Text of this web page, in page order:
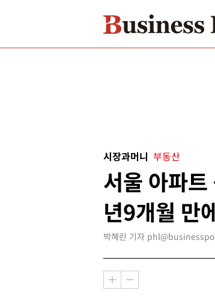
시장과머니 부동산
서울 아파
년9개월 만
박혜린 기자